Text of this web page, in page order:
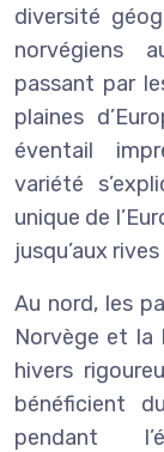
diversité
norvégiens
passant par
plaines
éventail
variété
unique de
jusqu’aux
Au nord, les
Norvège et la
hivers
bénéficient
pendant